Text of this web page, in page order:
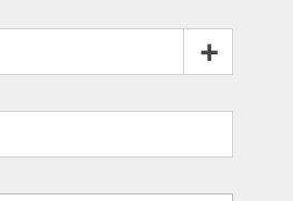
+